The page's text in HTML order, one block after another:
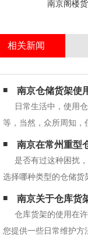
南京阁楼
相关新闻
南京仓储货架使
日常生活中，使用
等，当然，众所周知，
了解关于货架更多的
架的时候要根据所在
南京在常州重型
是否有过这种困扰
选择哪种类型的仓储货
相同，大部分都是采
以考虑其他类型的货
南京关于仓库货
仓库货架的使用在
您提供一些日常维护方